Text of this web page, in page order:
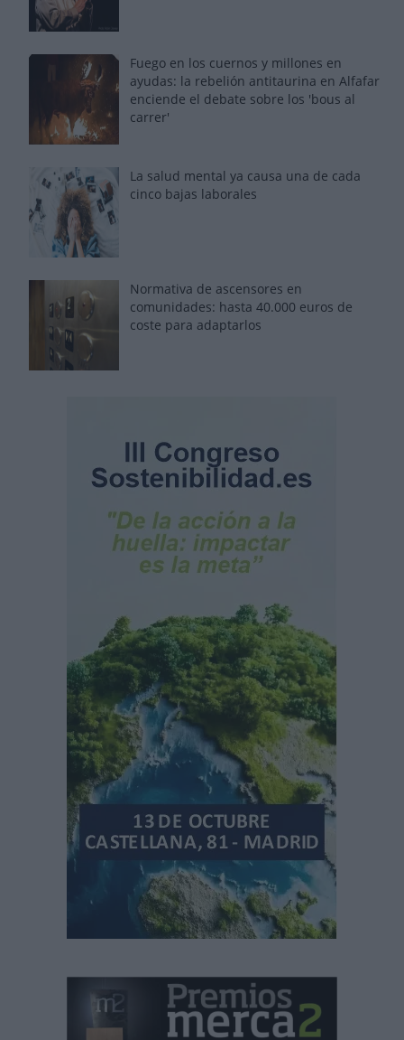
Fuego en los cuernos y millones en
ayudas: la rebelión antitaurina en Alfafar
enciende el debate sobre los 'bous al
carrer'
La salud mental ya causa una de cada
cinco bajas laborales
Normativa de ascensores en
comunidades: hasta 40.000 euros de
coste para adaptarlos